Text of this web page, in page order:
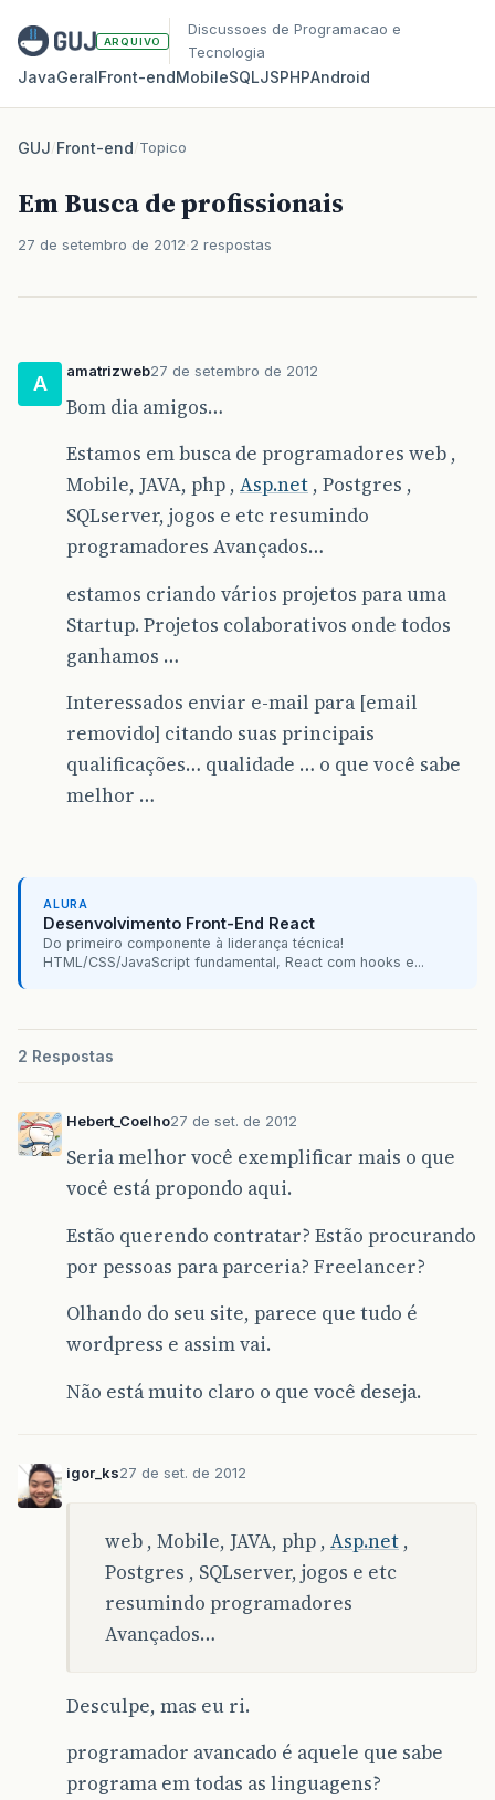
ARQUIVO
Discussoes de Programacao e
Tecnologia
JavaGeralFront‑endMobileSQLJSPHPAndroid
GUJ/Front-end/Topico
Em Busca de profissionais
27 de setembro de 2012 2 respostas
A
amatrizweb27 de setembro de 2012
Bom dia amigos…
Estamos em busca de programadores web ,
Mobile, JAVA, php , Asp.net , Postgres ,
SQLserver, jogos e etc resumindo
programadores Avançados…
estamos criando vários projetos para uma
Startup. Projetos colaborativos onde todos
ganhamos …
Interessados enviar e-mail para [email
removido] citando suas principais
qualificações… qualidade … o que você sabe
melhor …
ALURA
Desenvolvimento Front-End React
Do primeiro componente à liderança técnica!
HTML/CSS/JavaScript fundamental, React com hooks e...
2 Respostas
Hebert_Coelho27 de set. de 2012
Seria melhor você exemplificar mais o que
você está propondo aqui.
Estão querendo contratar? Estão procurando
por pessoas para parceria? Freelancer?
Olhando do seu site, parece que tudo é
wordpress e assim vai.
Não está muito claro o que você deseja.
igor_ks27 de set. de 2012
web , Mobile, JAVA, php , Asp.net ,
Postgres , SQLserver, jogos e etc
resumindo programadores
Avançados…
Desculpe, mas eu ri.
programador avancado é aquele que sabe
programa em todas as linguagens?